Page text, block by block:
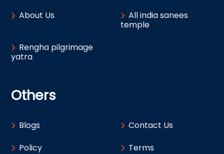
About Us
All india sanees
temple
Rengha pilgrimage
yatra
Others
Blogs
Contact Us
Policy
Terms